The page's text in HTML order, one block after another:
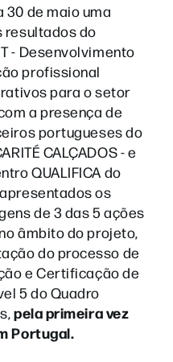
30 de maio uma
resultados do
- Desenvolvimento
profissional
para o setor
a presença de
portugueses do
CALÇADOS - e
QUALIFICA do
os
de 3 das 5 ações
âmbito do projeto,
do processo de
e Certificação de
5 do Quadro
pela primeira vez
Portugal.